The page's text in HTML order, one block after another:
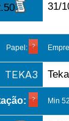
31/
Papel:
TEKA3 Teka
Min